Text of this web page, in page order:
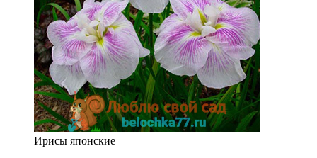
Ирисы японские